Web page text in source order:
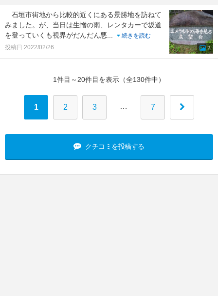
石垣市街地から比較的近くにある景勝地を訪ねて
みました。が、当日は生憎の雨、レンタカーで坂道
を登っていくも視界がだんだん悪
続きを読む
投稿日:2022/02/26
2
1件目～20件目を表示（全130件中）
1 2 3 … 7
クチコミを投稿する